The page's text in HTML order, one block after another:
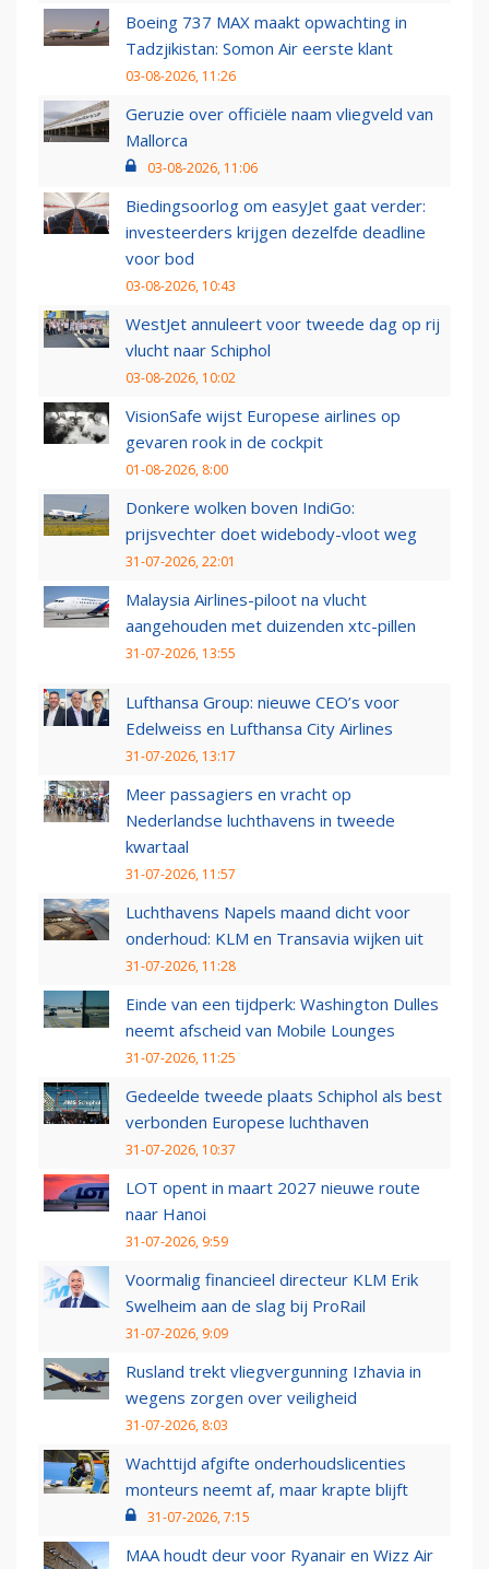
Boeing 737 MAX maakt opwachting in
Tadzjikistan: Somon Air eerste klant
03-08-2026, 11:26
Geruzie over officiële naam vliegveld van
Mallorca
03-08-2026, 11:06
Biedingsoorlog om easyJet gaat verder:
investeerders krijgen dezelfde deadline
voor bod
03-08-2026, 10:43
WestJet annuleert voor tweede dag op rij
vlucht naar Schiphol
03-08-2026, 10:02
VisionSafe wijst Europese airlines op
gevaren rook in de cockpit
01-08-2026, 8:00
Donkere wolken boven IndiGo:
prijsvechter doet widebody-vloot weg
31-07-2026, 22:01
Malaysia Airlines-piloot na vlucht
aangehouden met duizenden xtc-pillen
31-07-2026, 13:55
Lufthansa Group: nieuwe CEO’s voor
Edelweiss en Lufthansa City Airlines
31-07-2026, 13:17
Meer passagiers en vracht op
Nederlandse luchthavens in tweede
kwartaal
31-07-2026, 11:57
Luchthavens Napels maand dicht voor
onderhoud: KLM en Transavia wijken uit
31-07-2026, 11:28
Einde van een tijdperk: Washington Dulles
neemt afscheid van Mobile Lounges
31-07-2026, 11:25
Gedeelde tweede plaats Schiphol als best
verbonden Europese luchthaven
31-07-2026, 10:37
LOT opent in maart 2027 nieuwe route
naar Hanoi
31-07-2026, 9:59
Voormalig financieel directeur KLM Erik
Swelheim aan de slag bij ProRail
31-07-2026, 9:09
Rusland trekt vliegvergunning Izhavia in
wegens zorgen over veiligheid
31-07-2026, 8:03
Wachttijd afgifte onderhoudslicenties
monteurs neemt af, maar krapte blijft
31-07-2026, 7:15
MAA houdt deur voor Ryanair en Wizz Air